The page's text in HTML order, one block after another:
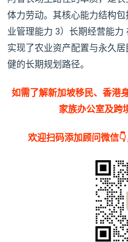
体力劳动。其核心能力结构
业管理能力 3）长期经营能
实现了农业资产配置与永久
健的长期规划路径。
如需了解新加坡移民、香港
家族办公室及跨
欢迎扫码添加顾问微信